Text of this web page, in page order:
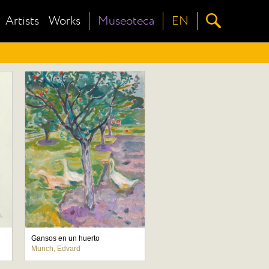
Artists Works Museoteca EN
Gansos en un huerto
Munch, Edvard